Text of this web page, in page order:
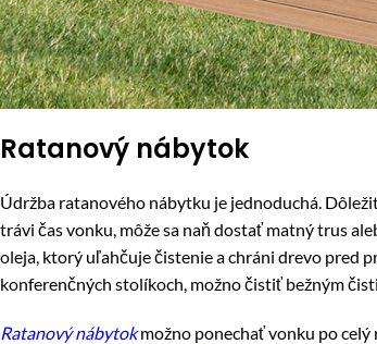
Ratanový nábytok
Údržba ratanového nábytku je jednoduchá.
trávi čas vonku, môže sa naň dostať matný trus
oleja, ktorý uľahčuje čistenie a chráni drevo pred
konferenčných stolíkoch, možno čistiť bežným
Ratanový nábytokmožno ponechať vonku po celý